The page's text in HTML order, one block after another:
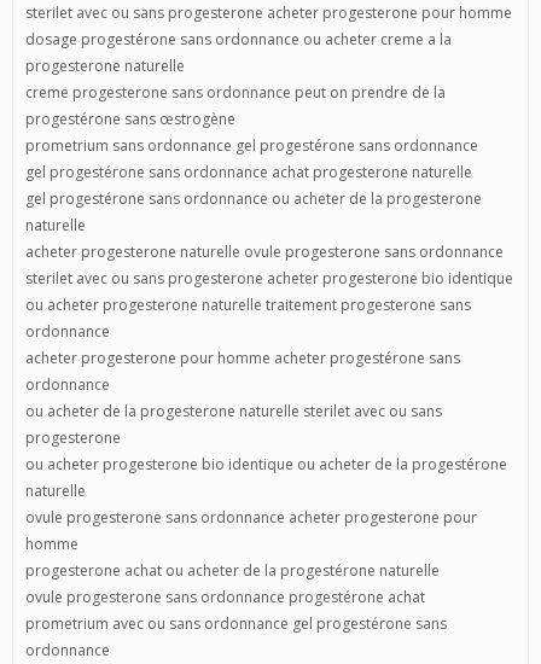
sterilet avec ou sans progesterone acheter progesterone pour homme
dosage progestérone sans ordonnance ou acheter creme a la
progesterone naturelle
creme progesterone sans ordonnance peut on prendre de la
progestérone sans œstrogène
prometrium sans ordonnance gel progestérone sans ordonnance
gel progestérone sans ordonnance achat progesterone naturelle
gel progestérone sans ordonnance ou acheter de la progesterone
naturelle
acheter progesterone naturelle ovule progesterone sans ordonnance
sterilet avec ou sans progesterone acheter progesterone bio identique
ou acheter progesterone naturelle traitement progesterone sans
ordonnance
acheter progesterone pour homme acheter progestérone sans
ordonnance
ou acheter de la progesterone naturelle sterilet avec ou sans
progesterone
ou acheter progesterone bio identique ou acheter de la progestérone
naturelle
ovule progesterone sans ordonnance acheter progesterone pour
homme
progesterone achat ou acheter de la progestérone naturelle
ovule progesterone sans ordonnance progestérone achat
prometrium avec ou sans ordonnance gel progestérone sans
ordonnance